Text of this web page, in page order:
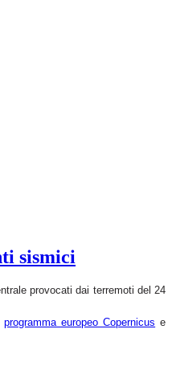
sismici
provocati dai terremoti del 24
programma europeo Copernicus e